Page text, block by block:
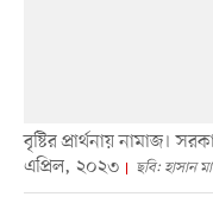
বৃষ্টির প্রার্থনায় নামাজ।
এপ্রিল, ২০২৩
ছবি: হাসান